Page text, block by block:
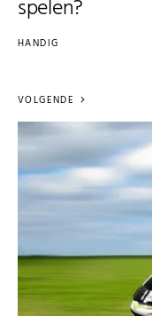
spelen?
HANDIG
VOLGENDE